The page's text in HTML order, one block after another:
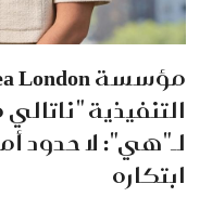
التنفيذية
لـ"هي": لا حدود
ابتكاره